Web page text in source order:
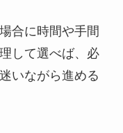
合に時間や手間
して選べば、必
いながら進める